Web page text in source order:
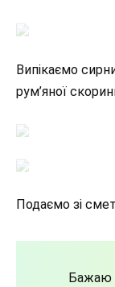
Випікаємо
рум’яної
Подаємо зі
Бажаю